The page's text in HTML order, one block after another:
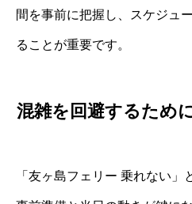
間を事前に把握し、スケジュ
ることが重要です。
混雑を回避するため
「友ヶ島フェリー 乗れない